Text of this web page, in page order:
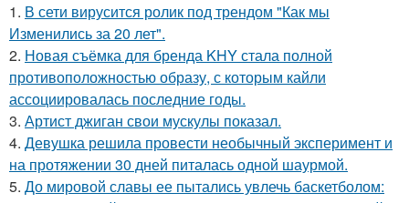
1. В сети вирусится ролик под трендом "Как мы
Изменились за 20 лет".
2. Новая съёмка для бренда KHY стала полной
противоположностью образу, с которым кайли
ассоциировалась последние годы.
3. Артист джиган свои мускулы показал.
4. Девушка решила провести необычный эксперимент и
на протяжении 30 дней питалась одной шаурмой.
5. До мировой славы ее пытались увлечь баскетболом: